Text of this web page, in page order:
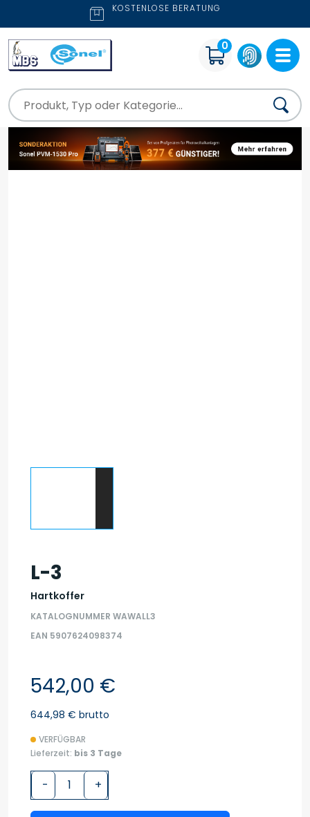
KOSTENLOSE BERATUNG
0
L-3
Hartkoffer
KATALOGNUMMER WAWALL3
EAN 5907624098374
542,00 €
644,98 € brutto
VERFÜGBAR
Lieferzeit: bis 3 Tage
- +